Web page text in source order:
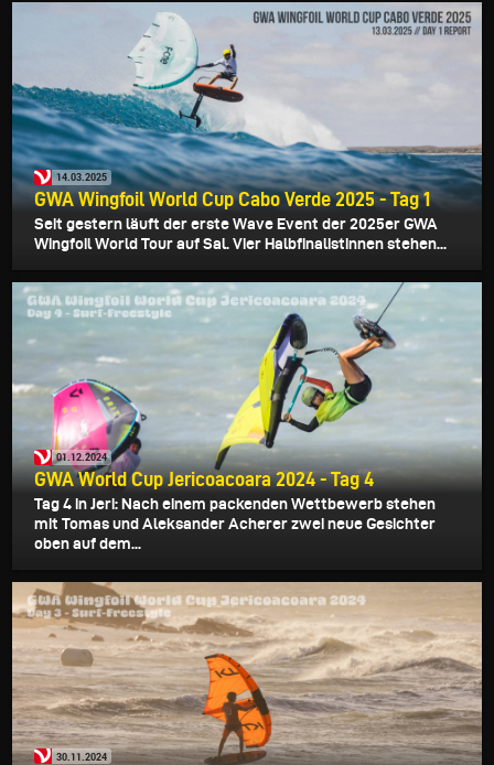
14.03.2025
GWA Wingfoil World Cup Cabo Verde 2025 - Tag 1
Seit gestern läuft der erste Wave Event der 2025er GWA
Wingfoil World Tour auf Sal. Vier Halbfinalistinnen stehen...
01.12.2024
GWA World Cup Jericoacoara 2024 - Tag 4
Tag 4 in Jeri: Nach einem packenden Wettbewerb stehen
mit Tomas und Aleksander Acherer zwei neue Gesichter
oben auf dem...
30.11.2024